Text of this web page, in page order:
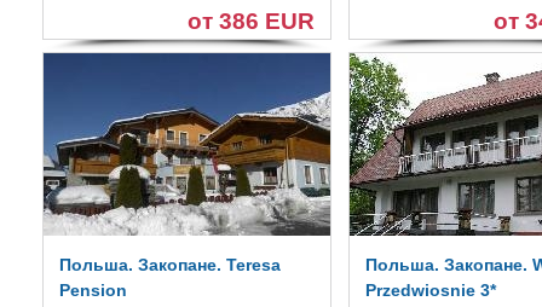
от 386 EUR от
Польша. Закопане. Teresa
Pension
Польша. Закопане.
Przedwiosnie 3*